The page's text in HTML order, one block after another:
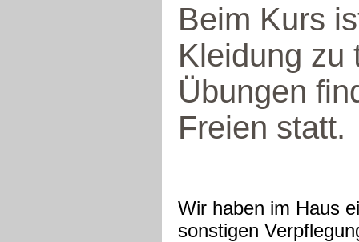
Beim Kurs
Kleidung zu
Übungen
Freien statt.
Wir haben im Haus
sonstigen